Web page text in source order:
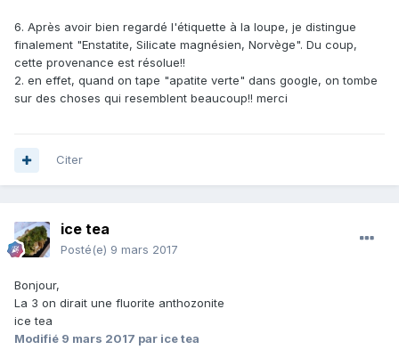
6. Après avoir bien regardé l'étiquette à la loupe, je distingue
finalement "Enstatite, Silicate magnésien, Norvège". Du coup,
cette provenance est résolue!!
2. en effet, quand on tape "apatite verte" dans google, on tombe
sur des choses qui resemblent beaucoup!! merci
Citer
ice tea
Posté(e) 9 mars 2017
Bonjour,
La 3 on dirait une fluorite anthozonite
ice tea
Modifié 9 mars 2017 par ice tea